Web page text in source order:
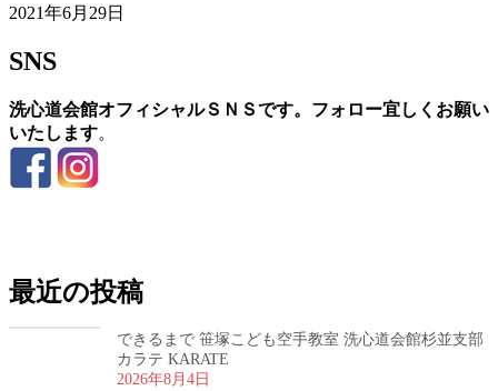
2021年6月29日
SNS
洗心道会館オフィシャルＳＮＳです。フォロー宜しくお願い
いたします。
最近の投稿
できるまで 笹塚こども空手教室 洗心道会館杉並支部
カラテ KARATE
2026年8月4日